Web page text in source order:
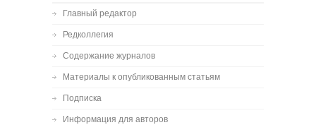
Главный редактор
Редколлегия
Содержание журналов
Материалы к опубликованным статьям
Подписка
Информация для авторов